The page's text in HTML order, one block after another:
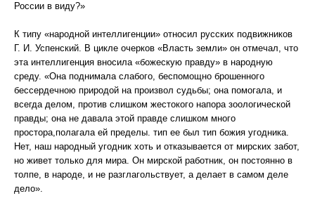
России в виду?»
К типу «народной интеллигенции» относил русских подвижников
Г. И. Успенский. В цикле очерков «Власть земли» он отмечал, что
эта интеллигенция вносила «божескую правду» в народную
среду. «Она поднимала слабого, беспомощно брошенного
бессердечною природой на произвол судьбы; она помогала, и
всегда делом, против слишком жестокого напора зоологической
правды; она не давала этой правде слишком много
простора,полагала ей пределы. тип ее был тип божия угодника.
Нет, наш народный угодник хоть и отказывается от мирских забот,
но живет только для мира. Он мирской работник, он постоянно в
толпе, в народе, и не разглагольствует, а делает в самом деле
дело».